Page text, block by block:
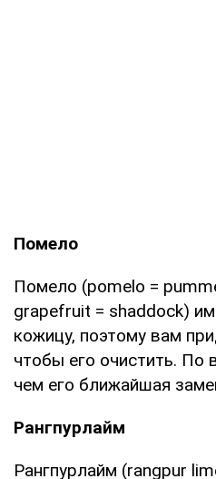
Помело
Помело (pomelo =
grapefruit = shaddock)
кожицу, поэтому вам
чтобы его очистить. По
чем его ближайшая
Рангпурлайм
Рангпурлайм (rangpur